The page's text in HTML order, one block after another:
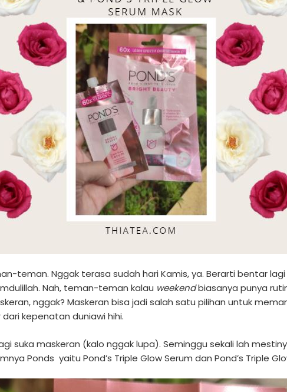
teman. Nggak terasa sudah hari Kamis, ya. Berarti bentar
Nah, teman-teman kalau weekendbiasanya punya
nggak? Maskeran bisa jadi salah satu pilihan untuk
kepenatan duniawi hihi.
suka maskeran (kalo nggak lupa). Seminggu sekali lah
Ponds yaitu Pond’s Triple Glow Serum dan Pond’s Triple